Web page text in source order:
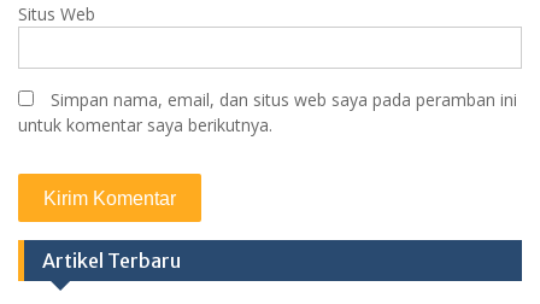
Situs Web
Simpan nama, email, dan situs web saya pada peramban ini
untuk komentar saya berikutnya.
Artikel Terbaru